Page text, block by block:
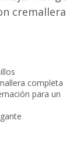
cremallera
completa
para un